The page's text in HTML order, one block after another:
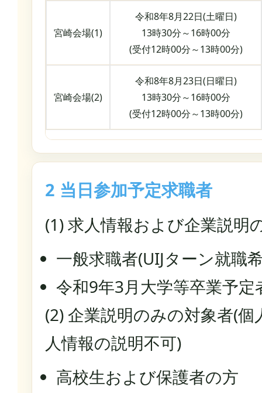
宮崎会場(1)
令和8年8月22日(土曜日)
13時30分～16時00分
(受付12時00分～13時00分)
宮崎会場(2)
令和8年8月23日(日曜日)
13時30分～16時00分
(受付12時00分～13時00分)
2 当日参加予定求職者
(1) 求人情報および企業説明
一般求職者(UIJターン就職
令和9年3月大学等卒業予定
(2) 企業説明のみの対象者(
人情報の説明不可)
高校生および保護者の方